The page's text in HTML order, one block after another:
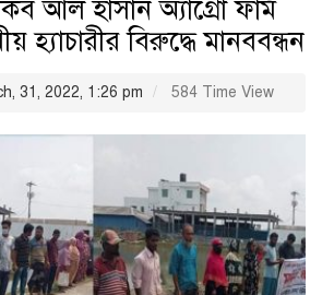
আল হাসান অ্যাগ্রো ফার্ম
হ্যাচারীর বিরুদ্ধে মানববন্ধন
31, 2022, 1:26 pm 584 Time View